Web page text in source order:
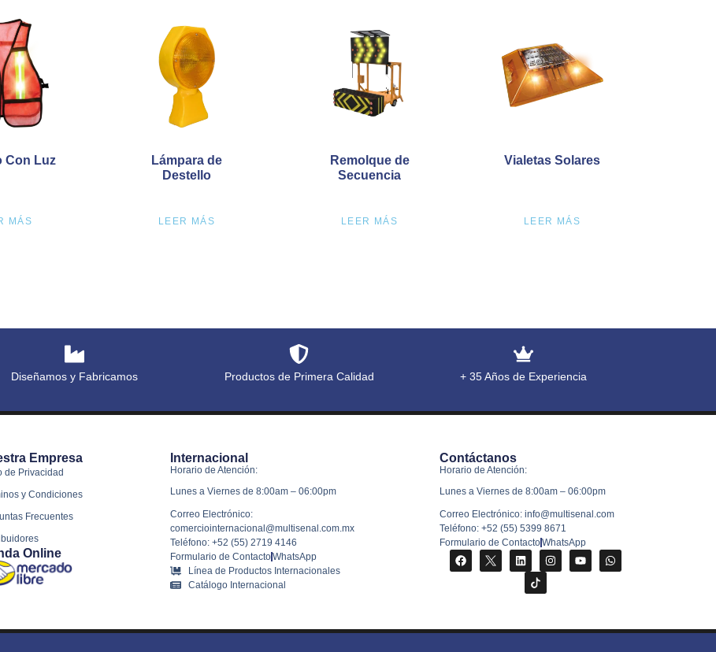
Con Luz
MÁS
Lámpara de
Destello
LEER MÁS
Remolque de
Secuencia
LEER MÁS
Vialetas Solares
LEER MÁS
Diseñamos y Fabricamos Productos de Primera Calidad + 35 Años de Experiencia
Empresa
de Privacidad
y Condiciones
Frecuentes
Online
Internacional
Horario de Atención:
Lunes a Viernes de 8:00am – 06:00pm
Correo Electrónico:
comerciointernacional@multisenal.com.mx
Teléfono: +52 (55) 2719 4146
Formulario de ContactoWhatsApp
Línea de Productos Internacionales
Catálogo Internacional
Contáctanos
Horario de Atención:
Lunes a Viernes de 8:00am – 06:00pm
Correo Electrónico: info@multisenal.com
Teléfono: +52 (55) 5399 8671
Formulario de ContactoWhatsApp